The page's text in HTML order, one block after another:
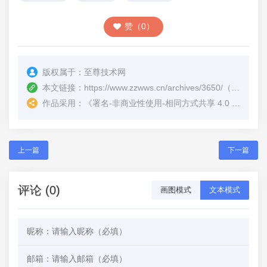
赞（0）
版权属于： 至尊技术网
本文链接： https://www.zzwws.cn/archives/3650/ （转载时请注明本文出处及文章链接）
作品采用：
《署名-非商业性使用-相同方式共享 4.0 国际 (CC BY-NC-SA 4.0)
上一篇 下一篇
评论 (0) 画图模式 文本模式